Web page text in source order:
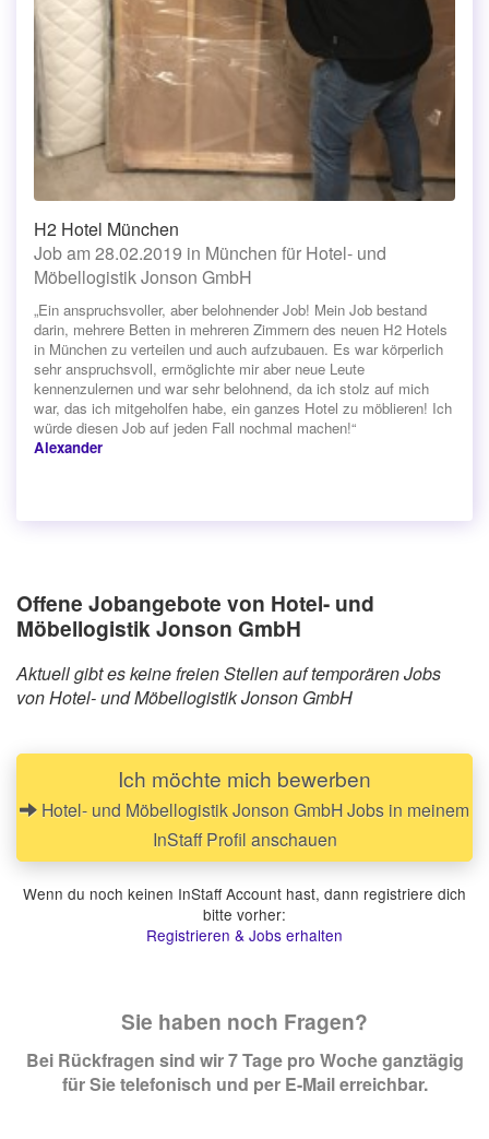
H2 Hotel München
Job am 28.02.2019 in München für Hotel- und
Möbellogistik Jonson GmbH
„Ein anspruchsvoller, aber belohnender Job! Mein Job bestand
darin, mehrere Betten in mehreren Zimmern des neuen H2 Hotels
in München zu verteilen und auch aufzubauen. Es war körperlich
sehr anspruchsvoll, ermöglichte mir aber neue Leute
kennenzulernen und war sehr belohnend, da ich stolz auf mich
war, das ich mitgeholfen habe, ein ganzes Hotel zu möblieren! Ich
würde diesen Job auf jeden Fall nochmal machen!“
Alexander
Offene Jobangebote von Hotel- und
Möbellogistik Jonson GmbH
Aktuell gibt es keine freien Stellen auf temporären Jobs
von Hotel- und Möbellogistik Jonson GmbH
Ich möchte mich bewerben
Hotel- und Möbellogistik Jonson GmbH Jobs in meinem
InStaff Profil anschauen
Wenn du noch keinen InStaff Account hast, dann registriere dich
bitte vorher:
Registrieren & Jobs erhalten
Sie haben noch Fragen?
Bei Rückfragen sind wir 7 Tage pro Woche ganztägig
für Sie telefonisch und per E-Mail erreichbar.